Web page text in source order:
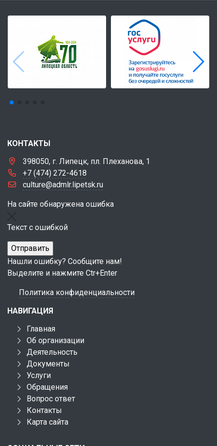
КОНТАКТЫ
398050, г. Липецк, пл. Плеханова, 1
+7 (474) 272-4618
culture@admlr.lipetsk.ru
На сайте обнаружена ошибка
Текст с ошибкой
Нашли ошибку? Сообщите нам!
Выделите и нажмите Ctr+Enter
Политика конфиденциальности
НАВИГАЦИЯ
Главная
Об организации
Деятельность
Документы
Услуги
Обращения
Вопрос ответ
Контакты
Карта сайта